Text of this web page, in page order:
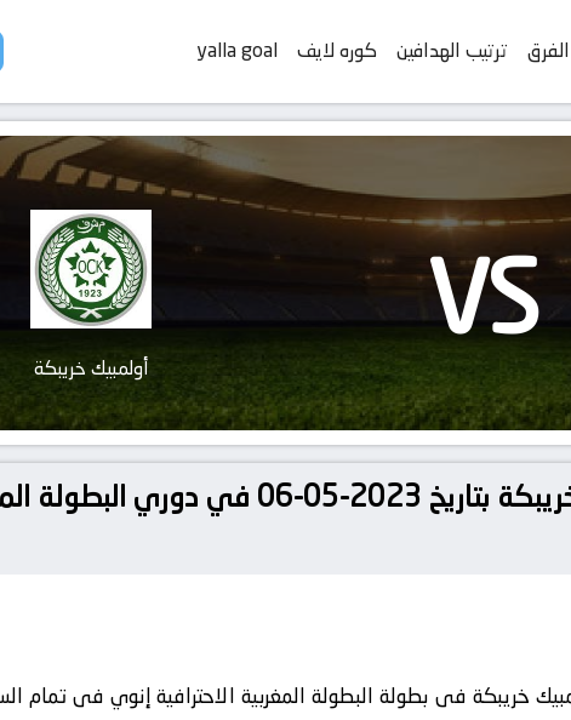
ترتيب الهدافين كوره لايف yalla goal
VS أولمبيك خريبكة
تفاصيل وموعد مباراة الرجاء البيضاوي و أولمبيك خريبكة بتاريخ 2023-05-06 في